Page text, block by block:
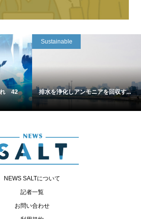
れ 42
Sustainable
排水を浄化しアンモニアを回収す...
NEWS SALTについて
記者一覧
お問い合わせ